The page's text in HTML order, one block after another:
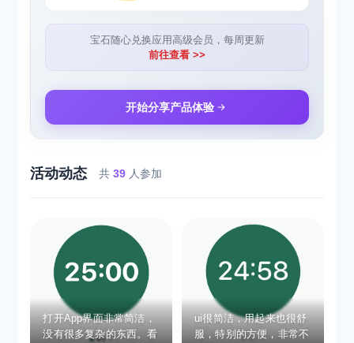
宝石随心兑换应用高级会员，每周更新
前往查看 >>
开始分享产品体验
活动动态 共39 人参加
打开App界面非常简洁，
没有很多复杂的东西。看
ui很简洁，用起来也很舒
服，特别的方便，非常不